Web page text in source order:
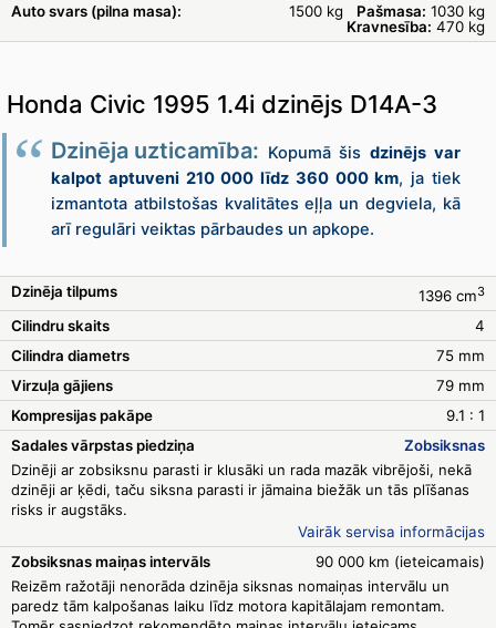
Auto svars (pilna masa): 1500 kg Pašmasa: 1030 kg
Kravnesība: 470 kg
Honda Civic 1995 1.4i dzinējs D14A-3
Dzinēja uzticamība: Kopumā šisdzinējs var
kalpot aptuveni 210 000 līdz 360 000 km, ja tiek
izmantota atbilstošas kvalitātes eļļa un degviela, kā
arī regulāri veiktas pārbaudes un apkope.
Dzinēja tilpums 1396 cm3
Cilindru skaits
4
Cilindra diametrs
75 mm
Virzuļa gājiens
79 mm
Kompresijas pakāpe
9.1 : 1
Sadales vārpstas piedziņa
Zobsiksnas
Dzinēji ar zobsiksnu parasti ir klusāki un rada mazāk vibrējoši, nekā
dzinēji ar ķēdi, taču siksna parasti ir jāmaina biežāk un tās plīšanas
risks ir augstāks.
Vairāk servisa informācijas
Zobsiksnas maiņas intervāls
90 000 km (ieteicamais)
Reizēm ražotāji nenorāda dzinēja siksnas nomaiņas intervālu un
paredz tām kalpošanas laiku līdz motora kapitālajam remontam.